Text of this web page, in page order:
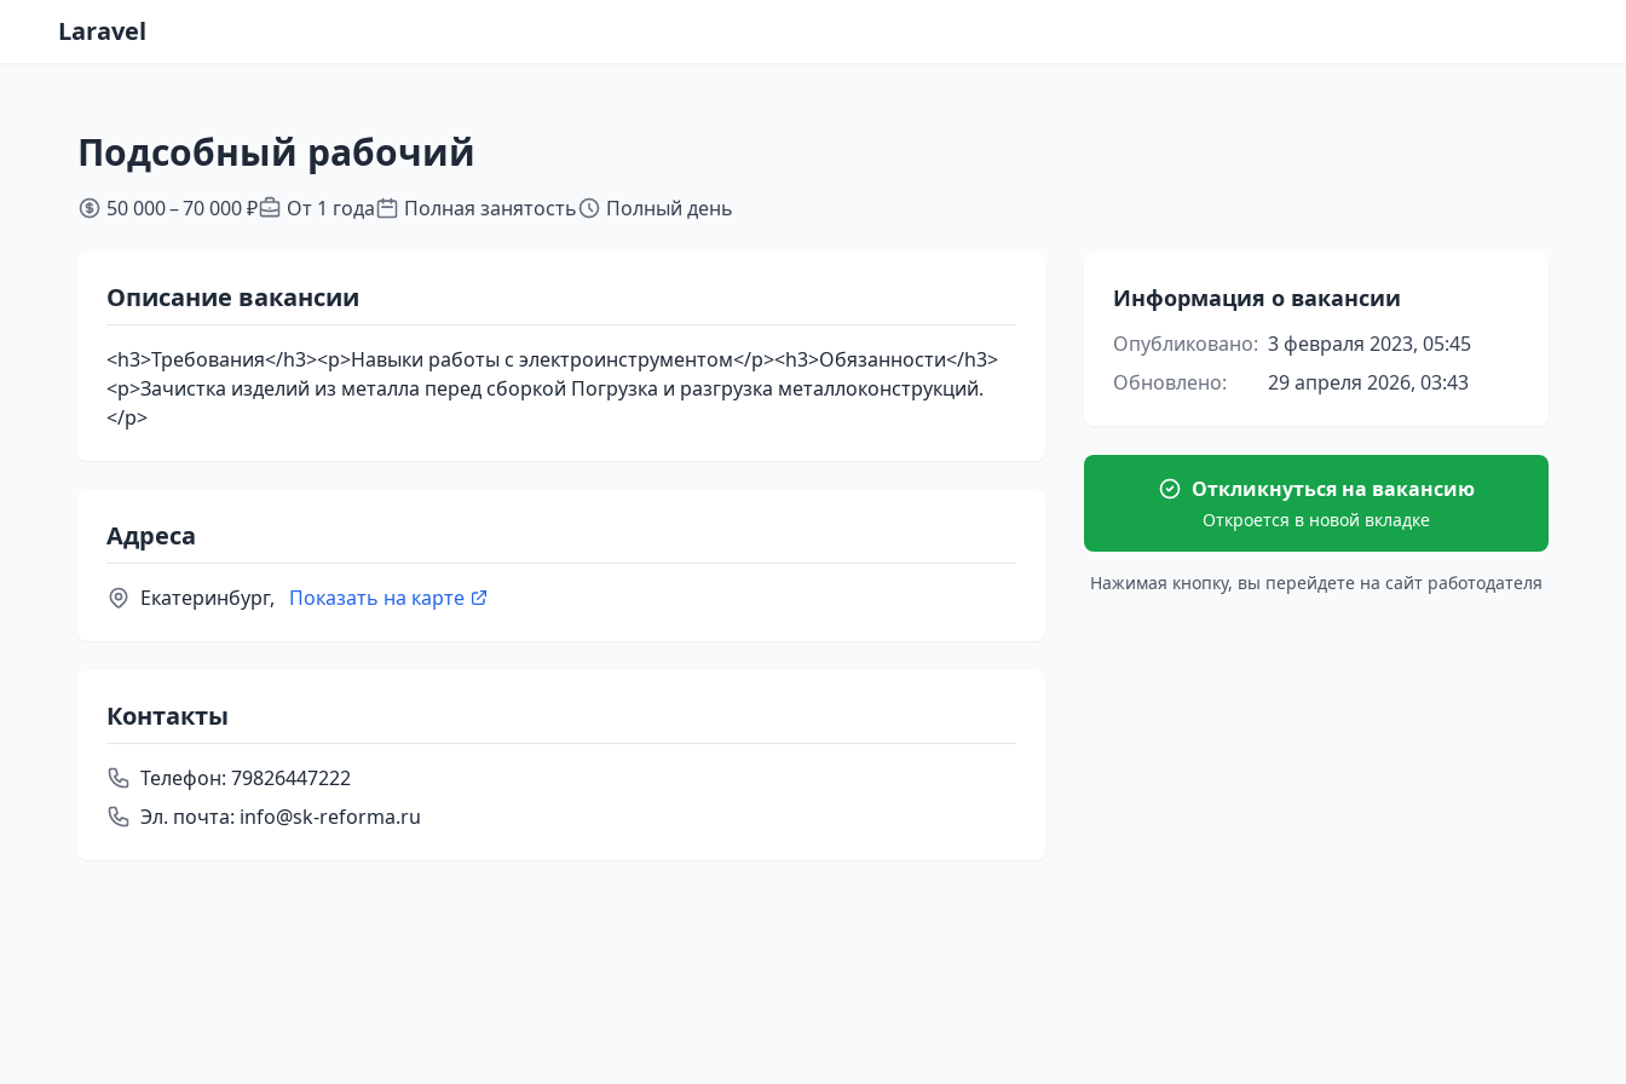
Laravel
Подсобный рабочий
50 000 – 70 000 ₽ От 1 года Полная занятость Полный день
Описание вакансии
<h3>Требования</h3><p>Навыки работы с электроинструментом</p><h3>Обязанности</h3>
<p>Зачистка изделий из металла перед сборкой Погрузка и разгрузка металлоконструкций.
</p>
Адреса
Екатеринбург, Показать на карте
Контакты
Телефон: 79826447222
Эл. почта: info@sk-reforma.ru
Информация о вакансии
Опубликовано: 3 февраля 2023, 05:45
Обновлено:
29 апреля 2026, 03:43
Откликнуться на вакансию
Откроется в новой вкладке
Нажимая кнопку, вы перейдете на сайт работодателя